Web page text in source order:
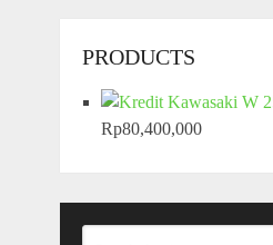
PRODUCTS
Rp80,400,000